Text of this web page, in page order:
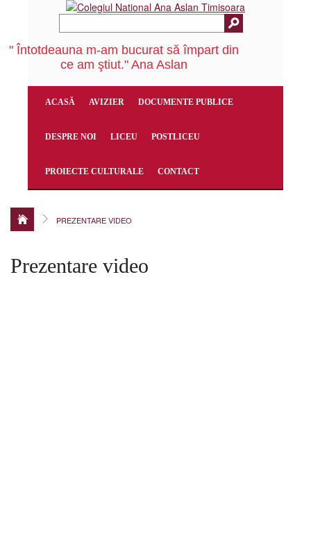
" Întotdeauna m-am bucurat să împart din
ce am ştiut." Ana Aslan
ACASĂ AVIZIER DOCUMENTE PUBLICE
DESPRE NOI LICEU POSTLICEU
PROIECTE CULTURALE CONTACT
PREZENTARE VIDEO
Prezentare video